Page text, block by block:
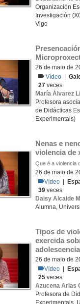
Organización
Investigación
Vigo
26 de maio de
Vídeo
|
27 veces
María Álvarez
Profesora
de Didácticas
Experimentais)
Nenas e
violencia de
Que é a violencia
26 de maio de
Vídeo
39 veces
Daisy Alcalde
Alumna,
Tipos de
exercida
adolescencia
26 de maio de
Vídeo
25 veces
Azucena Arias
Profesora de
Experimentais,